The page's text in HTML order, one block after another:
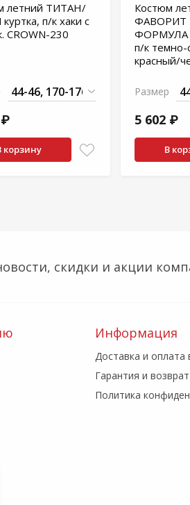
летний ТИТАН/
п/к хаки с
CROWN-230
корзину
Костюм
ФАВОРИТ
ФОРМУЛА
п/к
красный/
Размер
5 602 ₽
В
скидки и акции
Информация
Доставка и
Гарантия и возврат
Политика